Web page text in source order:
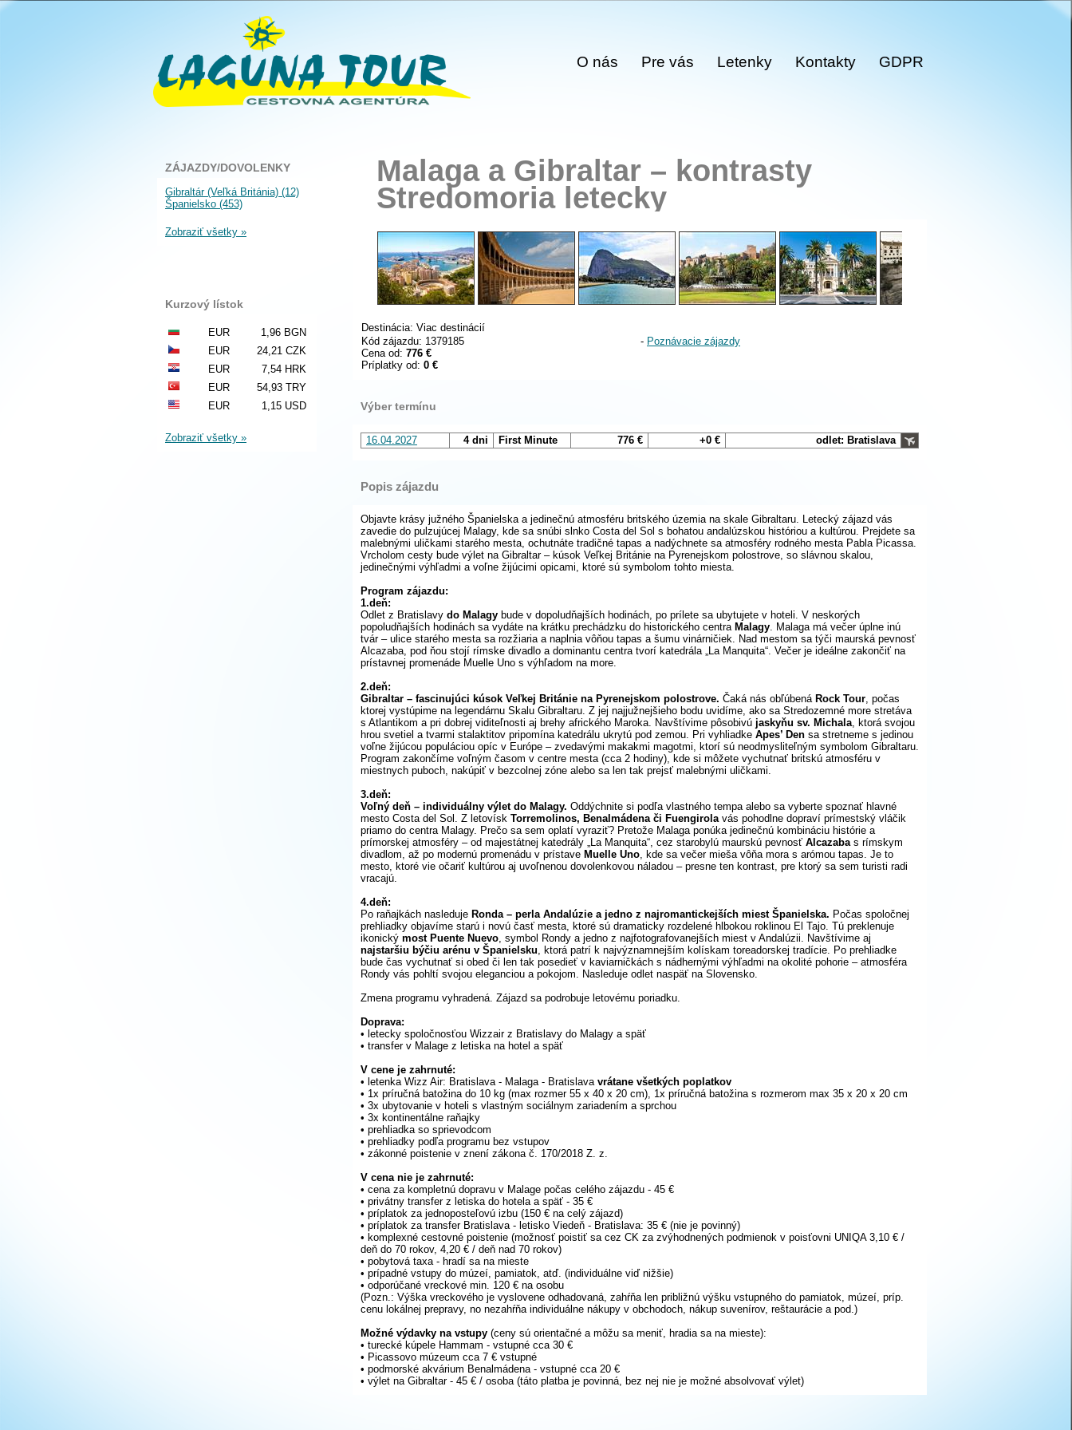
O nás Pre vás Letenky Kontakty GDPR
Malaga a Gibraltar – kontrasty
Stredomoria letecky
Destinácia: Viac destinácií
Kód zájazdu: 1379185
Cena od: 776 €
Príplatky od: 0 €
- Poznávacie zájazdy
Výber termínu
16.04.2027 4 dni First Minute 776 € +0 € odlet: Bratislava
Popis zájazdu
Objavte krásy južného Španielska a jedinečnú atmosféru britského územia na skale Gibraltaru. Letecký zájazd vás
zavedie do pulzujúcej Malagy, kde sa snúbi slnko Costa del Sol s bohatou andalúzskou históriou a kultúrou. Prejdete sa
malebnými uličkami starého mesta, ochutnáte tradičné tapas a nadýchnete sa atmosféry rodného mesta Pabla Picassa.
Vrcholom cesty bude výlet na Gibraltar – kúsok Veľkej Británie na Pyrenejskom polostrove, so slávnou skalou,
jedinečnými výhľadmi a voľne žijúcimi opicami, ktoré sú symbolom tohto miesta.
Program zájazdu:
1.deň:
Odlet z Bratislavy do Malagy bude v dopoludňajších hodinách, po prílete sa ubytujete v hoteli. V neskorých
popoludňajších hodinách sa vydáte na krátku prechádzku do historického centra Malagy . Malaga má večer úplne inú
tvár – ulice starého mesta sa rozžiaria a naplnia vôňou tapas a šumu vinárničiek. Nad mestom sa týči maurská pevnosť
Alcazaba, pod ňou stojí rímske divadlo a dominantu centra tvorí katedrála „La Manquita“. Večer je ideálne zakončiť na
prístavnej promenáde Muelle Uno s výhľadom na more.
2.deň:
Gibraltar – fascinujúci kúsok Veľkej Británie na Pyrenejskom polostrove. Čaká nás obľúbená Rock Tour , počas
ktorej vystúpime na legendárnu Skalu Gibraltaru. Z jej najjužnejšieho bodu uvidíme, ako sa Stredozemné more stretáva
s Atlantikom a pri dobrej viditeľnosti aj brehy afrického Maroka. Navštívime pôsobivú jaskyňu sv. Michala , ktorá svojou
hrou svetiel a tvarmi stalaktitov pripomína katedrálu ukrytú pod zemou. Pri vyhliadke Apes’ Den sa stretneme s jedinou
voľne žijúcou populáciou opíc v Európe – zvedavými makakmi magotmi, ktorí sú neodmysliteľným symbolom Gibraltaru.
Program zakončíme voľným časom v centre mesta (cca 2 hodiny), kde si môžete vychutnať britskú atmosféru v
miestnych puboch, nakúpiť v bezcolnej zóne alebo sa len tak prejsť malebnými uličkami.
3.deň:
Voľný deň – individuálny výlet do Malagy. Oddýchnite si podľa vlastného tempa alebo sa vyberte spoznať hlavné
mesto Costa del Sol. Z letovísk Torremolinos, Benalmádena či Fuengirola vás pohodlne dopraví prímestský vláčik
priamo do centra Malagy. Prečo sa sem oplatí vyraziť? Pretože Malaga ponúka jedinečnú kombináciu histórie a
prímorskej atmosféry – od majestátnej katedrály „La Manquita“, cez starobylú maurskú pevnosť Alcazaba s rímskym
divadlom, až po modernú promenádu v prístave Muelle Uno , kde sa večer mieša vôňa mora s arómou tapas. Je to
mesto, ktoré vie očariť kultúrou aj uvoľnenou dovolenkovou náladou – presne ten kontrast, pre ktorý sa sem turisti radi
vracajú.
4.deň:
Po raňajkách nasleduje Ronda – perla Andalúzie a jedno z najromantickejších miest Španielska. Počas spoločnej
prehliadky objavíme starú i novú časť mesta, ktoré sú dramaticky rozdelené hlbokou roklinou El Tajo. Tú preklenuje
ikonický most Puente Nuevo , symbol Rondy a jedno z najfotografovanejších miest v Andalúzii. Navštívime aj
najstaršiu býčiu arénu v Španielsku , ktorá patrí k najvýznamnejším kolískam toreadorskej tradície. Po prehliadke
bude čas vychutnať si obed či len tak posedieť v kaviarničkách s nádhernými výhľadmi na okolité pohorie – atmosféra
Rondy vás pohltí svojou eleganciou a pokojom. Nasleduje odlet naspäť na Slovensko.
Zmena programu vyhradená. Zájazd sa podrobuje letovému poriadku.
Doprava:
• letecky spoločnosťou Wizzair z Bratislavy do Malagy a späť
• transfer v Malage z letiska na hotel a späť
V cene je zahrnuté:
• letenka Wizz Air: Bratislava - Malaga - Bratislava vrátane všetkých poplatkov
• 1x príručná batožina do 10 kg (max rozmer 55 x 40 x 20 cm), 1x príručná batožina s rozmerom max 35 x 20 x 20 cm
• 3x ubytovanie v hoteli s vlastným sociálnym zariadením a sprchou
• 3x kontinentálne raňajky
• prehliadka so sprievodcom
• prehliadky podľa programu bez vstupov
• zákonné poistenie v znení zákona č. 170/2018 Z. z.
V cena nie je zahrnuté:
• cena za kompletnú dopravu v Malage počas celého zájazdu - 45 €
• privátny transfer z letiska do hotela a späť - 35 €
• príplatok za jednoposteľovú izbu (150 € na celý zájazd)
• príplatok za transfer Bratislava - letisko Viedeň - Bratislava: 35 € (nie je povinný)
• komplexné cestovné poistenie (možnosť poistiť sa cez CK za zvýhodnených podmienok v poisťovni UNIQA 3,10 € /
deň do 70 rokov, 4,20 € / deň nad 70 rokov)
• pobytová taxa - hradí sa na mieste
• prípadné vstupy do múzeí, pamiatok, atď. (individuálne viď nižšie)
• odporúčané vreckové min. 120 € na osobu
(Pozn.: Výška vreckového je vyslovene odhadovaná, zahŕňa len približnú výšku vstupného do pamiatok, múzeí, príp.
cenu lokálnej prepravy, no nezahŕňa individuálne nákupy v obchodoch, nákup suvenírov, reštaurácie a pod.)
Možné výdavky na vstupy (ceny sú orientačné a môžu sa meniť, hradia sa na mieste):
• turecké kúpele Hammam - vstupné cca 30 €
• Picassovo múzeum cca 7 € vstupné
• podmorské akvárium Benalmádena - vstupné cca 20 €
• výlet na Gibraltar - 45 € / osoba (táto platba je povinná, bez nej nie je možné absolvovať výlet)
ZÁJAZDY/DOVOLENKY
Gibraltár (Veľká Británia) (12)
Španielsko (453)
Zobraziť všetky »
Kurzový lístok
EUR
1,96 BGN
EUR
24,21 CZK
EUR
7,54 HRK
EUR
54,93 TRY
EUR
1,15 USD
Zobraziť všetky »